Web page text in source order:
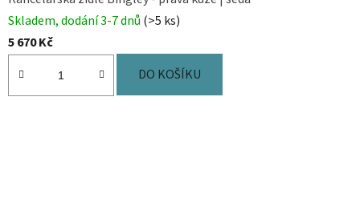
Skladem, dodání 3-7 dnů (>5 ks)
5 670 Kč
DO KOŠÍKU